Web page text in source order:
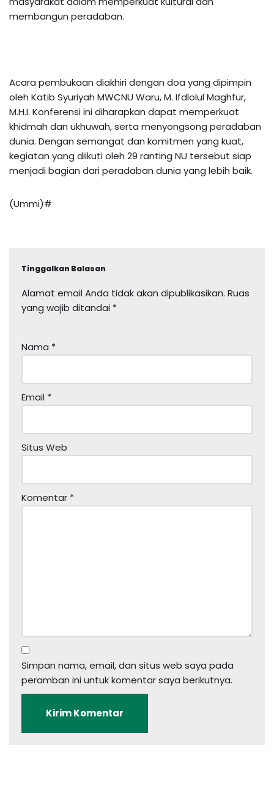
membangun peradaban.
Acara pembukaan diakhiri dengan doa yang dipimpin
oleh Katib Syuriyah MWCNU Waru, M. Ifdlolul Maghfur,
M.H.I. Konferensi ini diharapkan dapat memperkuat
khidmah dan ukhuwah, serta menyongsong peradaban
dunia. Dengan semangat dan komitmen yang kuat,
kegiatan yang diikuti oleh 29 ranting NU tersebut siap
menjadi bagian dari peradaban dunia yang lebih baik.
(Ummi)#
Tinggalkan Balasan
Alamat email Anda tidak akan dipublikasikan. Ruas
yang wajib ditandai *
Nama *
Email *
Situs Web
Komentar *
Simpan nama, email, dan situs web saya pada
peramban ini untuk komentar saya berikutnya.